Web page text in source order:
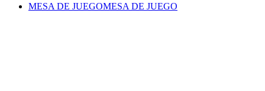
MESA DE JUEGOMESA DE JUEGO